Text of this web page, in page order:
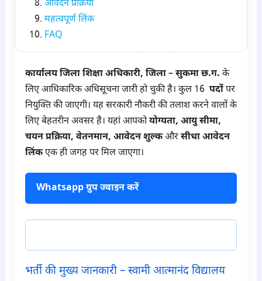
आवेदन प्रक्रिया
महत्वपूर्ण लिंक
FAQ
कार्यालय जिला शिक्षा अधिकारी, जिला – सुकमा छ.ग. के
लिए आधिकारिक अधिसूचना जारी हो चुकी है। कुल 16 पदोंपर
नियुक्ति की जाएगी। यह सरकारी नौकरी की तलाश करने वालों के
लिए बेहतरीन अवसर है। यहां आपकोयोग्यता, आयु सीमा,
चयन प्रक्रिया, वेतनमान, आवेदन शुल्कऔरसीधा आवेदन
लिंकएक ही जगह पर मिल जाएगा।
Whatsapp ग्रुप ज्वाइन करें
भर्ती की मुख्य जानकारी – स्वामी आत्मानंद विद्यालय